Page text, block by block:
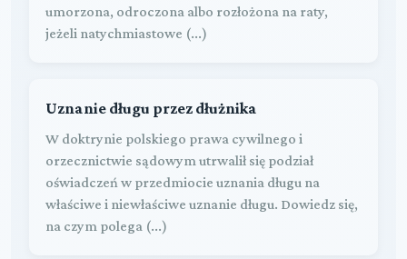
umorzona, odroczona albo rozłożona na raty,
jeżeli natychmiastowe (...)
Uznanie długu przez dłużnika
W doktrynie polskiego prawa cywilnego i
orzecznictwie sądowym utrwalił się podział
oświadczeń w przedmiocie uznania długu na
właściwe i niewłaściwe uznanie długu. Dowiedz się,
na czym polega (...)